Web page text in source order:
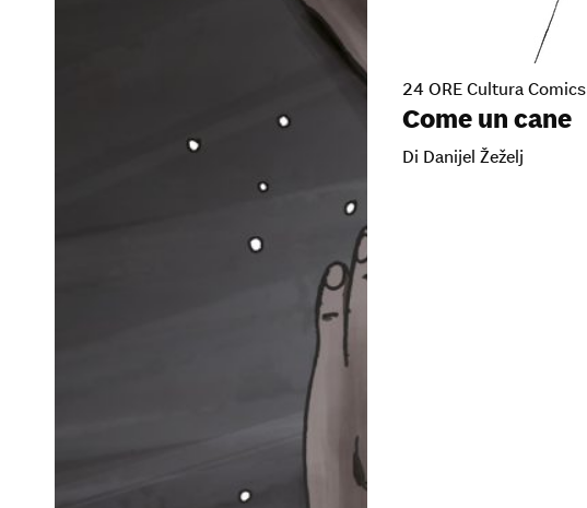
24 ORE Cultura Comics
Come un cane
Di Danijel Žeželj